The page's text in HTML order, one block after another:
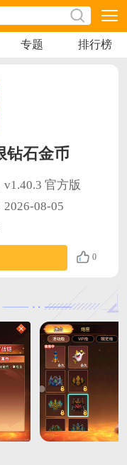
专题 排行榜
钻石金币
v1.40.3 官方版
2026-08-05
0